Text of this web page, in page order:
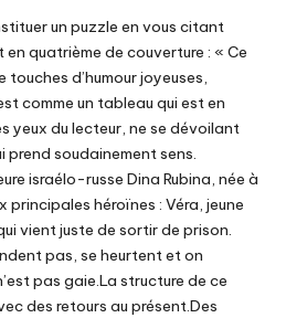
un puzzle en vous citant
quatrième de couverture : « Ce
d’humour joyeuses,
comme un tableau qui est en
yeux du lecteur, ne se dévoilant
prend soudainement sens.
israélo-russe Dina Rubina, née à
principales héroïnes : Véra, jeune
vient juste de sortir de prison.
pas, se heurtent et on
pas gaie.La structure de ce
des retours au présent.Des